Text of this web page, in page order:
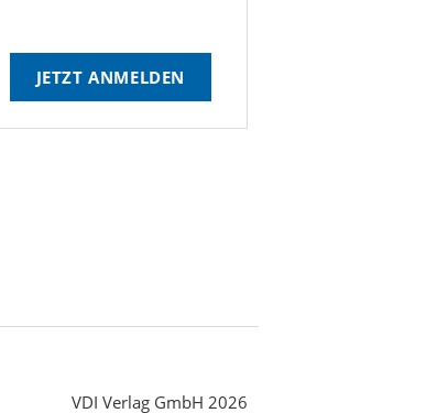
JETZT ANMELDEN
VDI Verlag GmbH 2026